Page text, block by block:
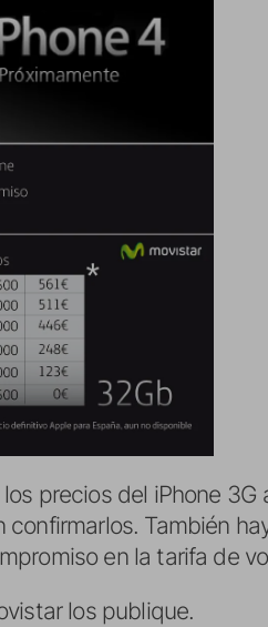
precios del iPhone
También
en la tarifa de
los publique.